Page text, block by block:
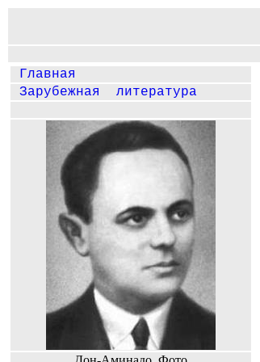
Главная
Зарубежная литература